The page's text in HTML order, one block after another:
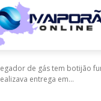
de gás tem botijão
entrega em...